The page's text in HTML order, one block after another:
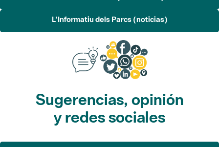
L'Informatiu dels Parcs (noticias)
Sugerencias, opinión
y redes sociales